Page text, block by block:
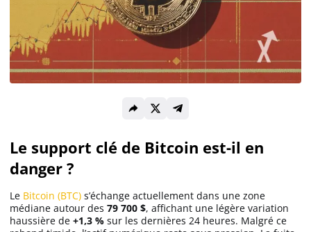
Cryptomonnaies
Bitcoin (BTC)
Ethereum (ETH)
Ripple (XRP)
Dogecoin (DOGE)
Le support clé de Bitcoin est-il en
danger ?
Le Bitcoin (BTC) s’échange actuellement dans une zone
médiane autour des 79 700 $, affichant une légère variation
haussière de +1,3 % sur les dernières 24 heures. Malgré ce